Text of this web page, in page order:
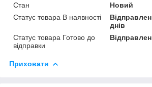
Стан
Новий
Статус товара В наявності
днів
Статус товара Готово до
відправки
Приховати